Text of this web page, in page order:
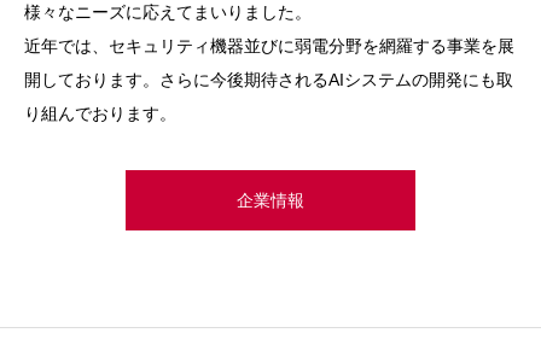
様々なニーズに応えてまいりました。
近年では、セキュリティ機器並びに弱電分野を網羅する事業を展
開しております。さらに今後期待されるAIシステムの開発にも取
り組んでおります。
企業情報